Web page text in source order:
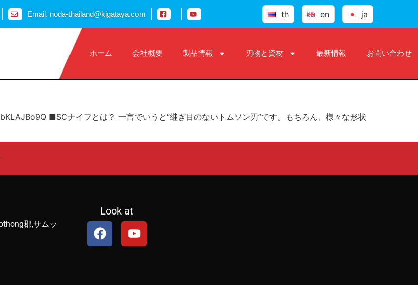
Email. noda-thailand@kigataya.com th en ja
ホーム 会社概要 製品情報 刃物と資材 最新情報 お問い合わせ
■SCナイフとは？ 一言でいうと“継ぎ目のないトムソン刃”です。もちろん、様々な形状
郡,サムッ
Look at